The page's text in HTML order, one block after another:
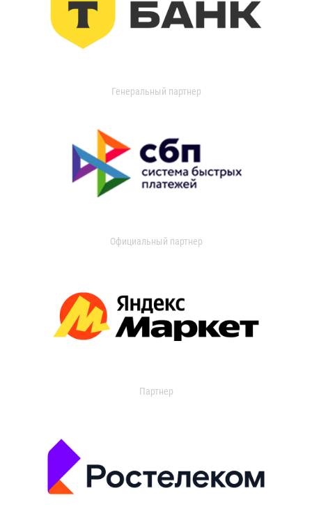
Генеральный партнер
Официальный партнер
Партнер